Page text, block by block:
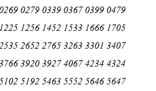
0279 0339 0367 0399 0479
1256 1452 1533 1666 1705
2652 2765 3263 3301 3407
3920 3927 4067 4234 4324
5192 5463 5552 5646 5647